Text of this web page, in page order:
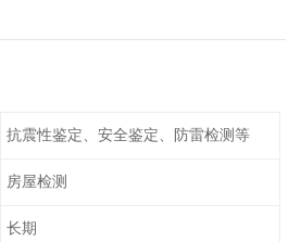
抗震性鉴定、安全鉴定、防雷检测等
房屋检测
长期